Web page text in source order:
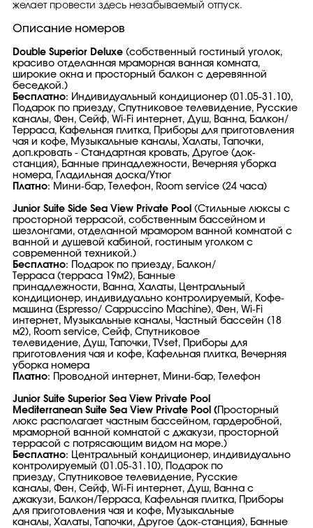
желает провести здесь незабываемый отпуск.
Описание номеров
Double Superior Deluxe (собственный гостиный уголок,
красиво отделанная мраморная ванная комната,
широкие окна и просторный балкон с деревянной
беседкой.)
Бесплатно: Индивидуальный кондиционер (01.05-31.10),
Подарок по приезду, Спутниковое телевидение, Русские
каналы, Фен, Сейф, Wi-Fi интернет, Душ, Ванна, Балкон/
Терраса, Кафельная плитка, Приборы для приготовления
чая и кофе, Музыкальные каналы, Халаты, Тапочки,
доп.кровать - Стандартная кровать, Другое (док-
станция), Банные принадлежности, Вечерняя уборка
номера, Гладильная доска/Утюг
Платно: Мини-бар, Телефон, Room service (24 часа)
Junior Suite Side Sea View Private Pool (Стильные люксы с
просторной террасой, собственным бассейном и
шезлонгами, отделанной мрамором ванной комнатой с
ванной и душевой кабиной, гостиным уголком с
современной техникой.)
Бесплатно: Подарок по приезду, Балкон/
Терраса (терраса 19м2), Банные
принадлежности, Ванна, Халаты, Центральный
кондиционер, индивидуально контролируемый, Кофе-
машина (Espresso/ Cappuccino Machine), Фен, Wi-Fi
интернет, Музыкальные каналы, Частный бассейн (18
м2), Room service, Сейф, Спутниковое
телевидение, Душ, Тапочки, TVset, Приборы для
приготовления чая и кофе, Кафельная плитка, Вечерняя
уборка номера
Платно: Проводной интернет, Мини-бар, Телефон
Junior Suite Superior Sea View Private Pool
Mediterranean Suite Sea View Private Pool ( Просторный
люкс располагает частным бассейном, гардеробной,
мраморной ванной комнатой с джакузи, просторной
террасой с потрясающим видом на море.)
Бесплатно: Центральный кондиционер, индивидуально
контролируемый (01.05-31.10), Подарок по
приезду, Спутниковое телевидение, Русские
каналы, Фен, Сейф, Wi-Fi интернет, Душ, Ванна с
джакузи, Балкон/Терраса, Кафельная плитка, Приборы
для приготовления чая и кофе, Музыкальные
каналы, Халаты, Тапочки, Другое (док-станция), Банные